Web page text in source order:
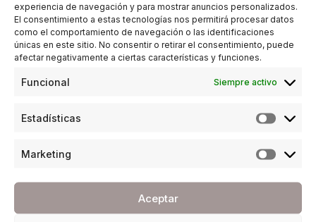
experiencia de navegación y para mostrar anuncios personalizados.
El consentimiento a estas tecnologías nos permitirá procesar datos
como el comportamiento de navegación o las identificaciones
únicas en este sitio. No consentir o retirar el consentimiento, puede
afectar negativamente a ciertas características y funciones.
Funcional Siempre activo
Estadísticas
Marketing
Aceptar